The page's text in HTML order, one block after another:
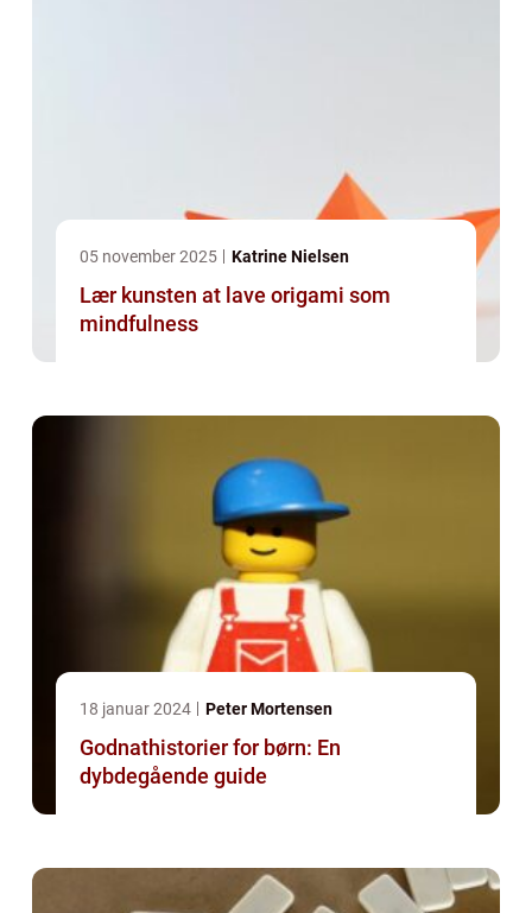
05 november 2025 Katrine Nielsen
Lær kunsten at lave origami som
mindfulness
18 januar 2024 Peter Mortensen
Godnathistorier for børn: En
dybdegående guide